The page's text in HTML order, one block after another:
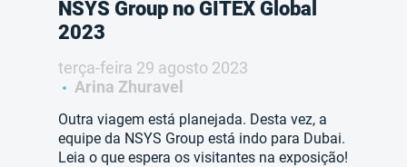
NSYS Group no GITEX Global
2023
terça-feira 29 agosto 2023
Arina Zhuravel
Outra viagem está planejada. Desta vez, a
equipe da NSYS Group está indo para Dubai.
Leia o que espera os visitantes na exposição!